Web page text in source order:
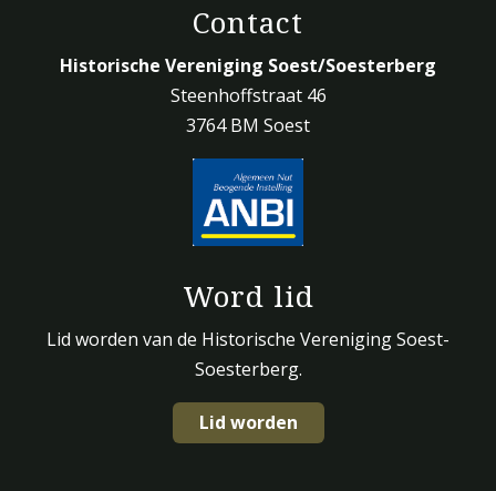
Contact
Historische Vereniging Soest/Soesterberg
Steenhoffstraat 46
3764 BM Soest
Word lid
Lid worden van de Historische Vereniging Soest-
Soesterberg.
Lid worden